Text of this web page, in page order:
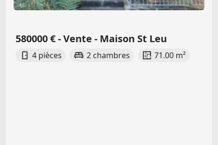
580000 € - Vente - Maison St Leu
4 pièces 2 chambres 71.00 m²